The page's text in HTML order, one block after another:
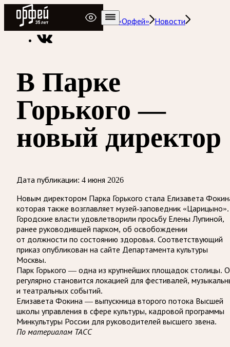
Радио Орфей
Радио классической музыки «Орфей»
Новости
В Парке
Горького —
новый директор
Дата публикации: 4 июня 2026
Новым директором Парка Горького стала Елизавета
которая также возглавляет музей-заповедник «Царицыно».
Городские власти удовлетворили просьбу Елены Лупиной,
ранее руководившей парком, об освобождении
от должности по состоянию здоровья. Соответствующий
приказ опубликован на сайте Департамента культуры
Москвы.
Парк Горького — одна из крупнейших площадок столицы.
регулярно становится локацией для фестивалей,
и театральных событий.
Елизавета Фокина — выпускница второго потока Высшей
школы управления в сфере культуры, кадровой программы
Минкультуры России для руководителей высшего звена.
По материалам ТАСС